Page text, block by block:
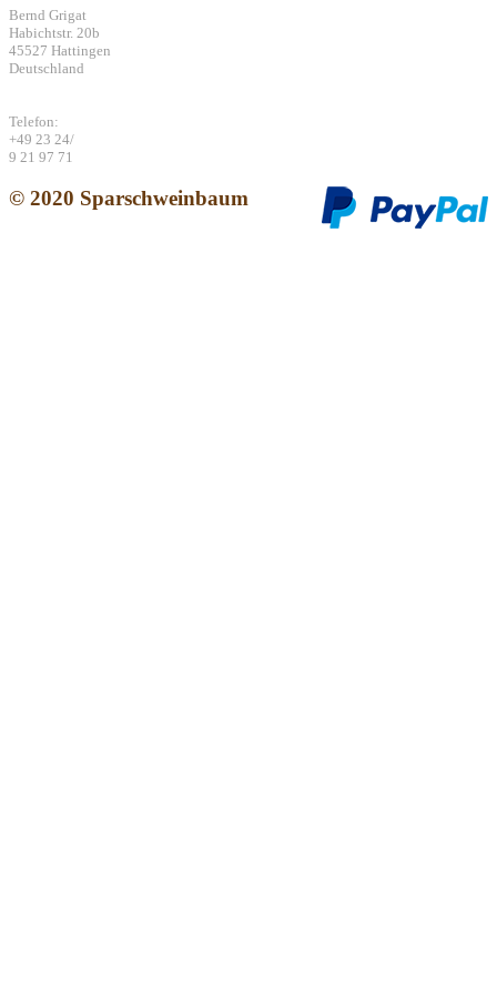
Bernd Grigat
Habichtstr. 20b
45527 Hattingen
Deutschland
Telefon:
+49 23 24/
9 21 97 71
© 2020 Sparschweinbaum